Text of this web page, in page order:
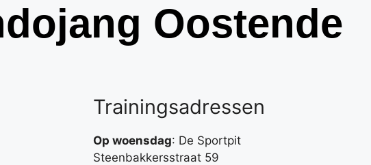
Oostende
Trainingsadressen
Op woensdag: De Sportpit
Steenbakkersstraat 59